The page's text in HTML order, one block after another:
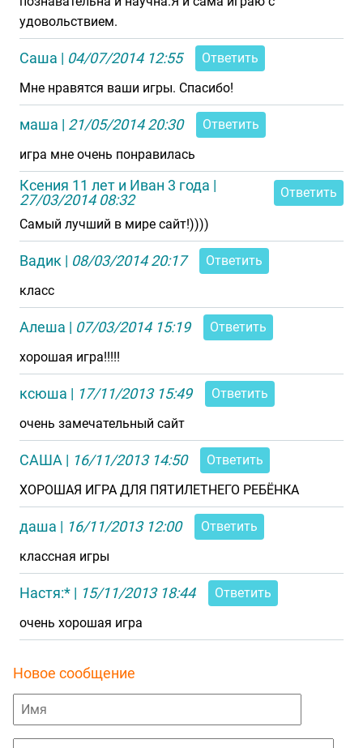
удовольствием.
Саша | 04/07/2014 12:55
Ответить
Мне нравятся ваши игры. Спасибо!
маша | 21/05/2014 20:30
Ответить
игра мне очень понравилась
Ксения 11 лет и Иван 3 года |
27/03/2014 08:32
Ответить
Самый лучший в мире сайт!))))
Вадик | 08/03/2014 20:17
Ответить
класс
Алеша | 07/03/2014 15:19
Ответить
хорошая игра!!!!!
ксюша | 17/11/2013 15:49
Ответить
очень замечательный сайт
САША | 16/11/2013 14:50
Ответить
ХОРОШАЯ ИГРА ДЛЯ ПЯТИЛЕТНЕГО РЕБЁНКА
даша | 16/11/2013 12:00
Ответить
классная игры
Настя:* | 15/11/2013 18:44
Ответить
очень хорошая игра
Новое сообщение